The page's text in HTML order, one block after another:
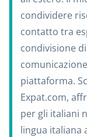
condividere
contatto tra
condivisione
piattaforma.
Expat.com,
per gli italiani
lingua italiana